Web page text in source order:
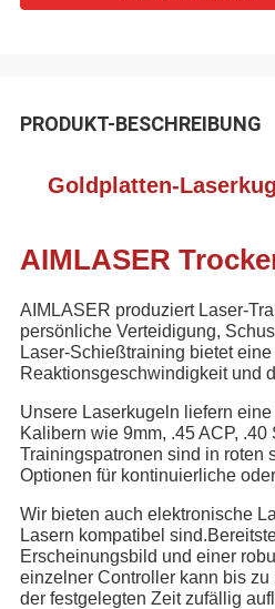
PRODUKT-BESCHREIBUNG
Goldplatten-
AIMLASER
AIMLASER produziert Laser-
persönliche Verteidigung,
Laser-Schießtraining bietet
Reaktionsgeschwindigkeit und
Unsere Laserkugeln liefern
Kalibern wie 9mm, .45 ACP,
Trainingspatronen sind in roten
Optionen für kontinuierliche
Wir bieten auch elektronische
Lasern kompatibel
Erscheinungsbild und einer
einzelner Controller kann bis
der festgelegten Zeit zufällig